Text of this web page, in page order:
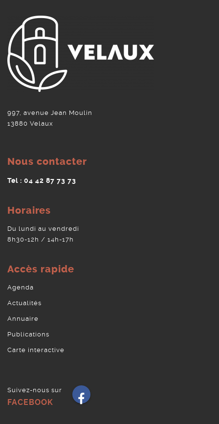
997, avenue Jean Moulin
13880 Velaux
Nous contacter
Tel : 04 42 87 73 73
Horaires
Du lundi au vendredi
8h30-12h / 14h-17h
Accès rapide
Agenda
Actualités
Annuaire
Publications
Carte interactive
Suivez-nous sur
FACEBOOK Facebook